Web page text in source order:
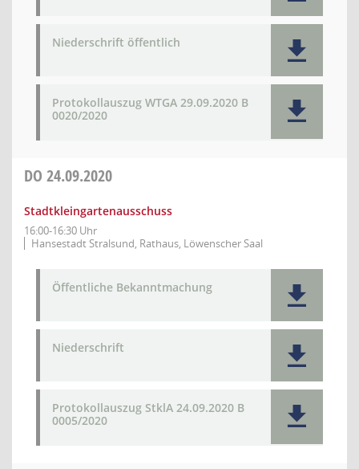
Niederschrift öffentlich
Protokollauszug WTGA 29.09.2020 B
0020/2020
DO 24.09.2020
Stadtkleingartenausschuss
16:00-16:30 Uhr
Hansestadt Stralsund, Rathaus, Löwenscher Saal
Öffentliche Bekanntmachung
Niederschrift
Protokollauszug StklA 24.09.2020 B
0005/2020